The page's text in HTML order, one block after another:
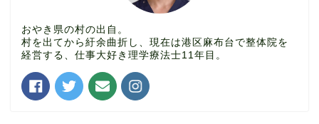
おやき県の村の出自。
村を出てから紆余曲折し、現在は港区麻布台で整体院を
経営する、仕事大好き理学療法士11年目。